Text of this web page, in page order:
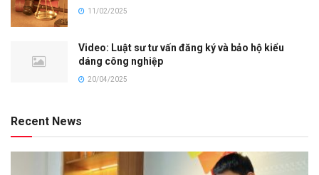
11/02/2025
Video: Luật sư tư vấn đăng ký và bảo hộ kiểu
dáng công nghiệp
20/04/2025
Recent News